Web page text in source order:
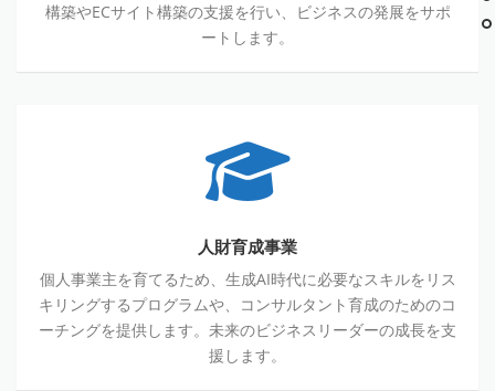
構築やECサイト構築の支援を行い、ビジネスの発展をサポ
ートします。
人財育成事業
個人事業主を育てるため、生成AI時代に必要なスキルをリス
キリングするプログラムや、コンサルタント育成のためのコ
ーチングを提供します。未来のビジネスリーダーの成長を支
援します。